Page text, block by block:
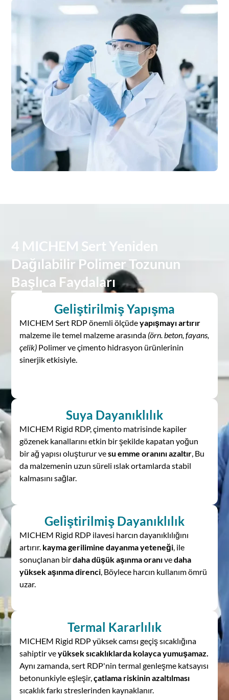
4 MICHEM Sert Yeniden
Dağılabilir Polimer Tozunun
Başlıca Faydaları
Geliştirilmiş Yapışma
MICHEM Sert RDP önemli ölçüdeyapışmayı artırır
malzeme ile temel malzeme arasında (örn. beton, fayans,
çelik) Polimer ve çimento hidrasyon ürünlerinin
sinerjik etkisiyle.
Suya Dayanıklılık
MICHEM Rigid RDP, çimento matrisinde kapiler
gözenek kanallarını etkin bir şekilde kapatan yoğun
bir ağ yapısı oluşturur vesu emme oranını azaltır, Bu
da malzemenin uzun süreli ıslak ortamlarda stabil
kalmasını sağlar.
Geliştirilmiş Dayanıklılık
MICHEM Rigid RDP ilavesi harcın dayanıklılığını
artırır. kayma gerilimine dayanma yeteneği, ile
sonuçlanan birdaha düşük aşınma oranıvedaha
yüksek aşınma direnci, Böylece harcın kullanım ömrü
uzar.
Termal Kararlılık
MICHEM Rigid RDP yüksek camsı geçiş sıcaklığına
sahiptir veyüksek sıcaklıklarda kolayca yumuşamaz.
Aynı zamanda, sert RDP'nin termal genleşme katsayısı
betonunkiyle eşleşir,çatlama riskinin azaltılması
sıcaklık farkı streslerinden kaynaklanır.